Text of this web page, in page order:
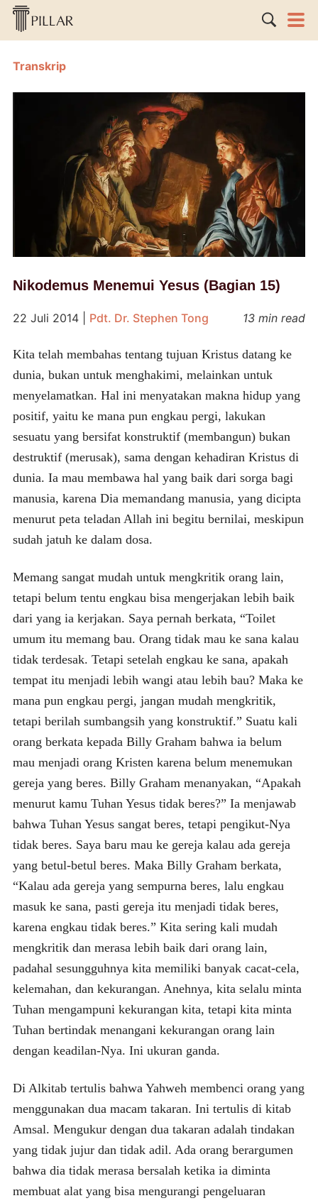
Transkrip
Nikodemus Menemui Yesus (Bagian 15)
22 Juli 2014| Pdt. Dr. Stephen Tong 13 min read
Kita telah membahas tentang tujuan Kristus datang ke
dunia, bukan untuk menghakimi, melainkan untuk
menyelamatkan. Hal ini menyatakan makna hidup yang
positif, yaitu ke mana pun engkau pergi, lakukan
sesuatu yang bersifat konstruktif (membangun) bukan
destruktif (merusak), sama dengan kehadiran Kristus di
dunia. Ia mau membawa hal yang baik dari sorga bagi
manusia, karena Dia memandang manusia, yang dicipta
menurut peta teladan Allah ini begitu bernilai, meskipun
sudah jatuh ke dalam dosa.
Memang sangat mudah untuk mengkritik orang lain,
tetapi belum tentu engkau bisa mengerjakan lebih baik
dari yang ia kerjakan. Saya pernah berkata, “Toilet
umum itu memang bau. Orang tidak mau ke sana kalau
tidak terdesak. Tetapi setelah engkau ke sana, apakah
tempat itu menjadi lebih wangi atau lebih bau? Maka ke
mana pun engkau pergi, jangan mudah mengkritik,
tetapi berilah sumbangsih yang konstruktif.” Suatu kali
orang berkata kepada Billy Graham bahwa ia belum
mau menjadi orang Kristen karena belum menemukan
gereja yang beres. Billy Graham menanyakan, “Apakah
menurut kamu Tuhan Yesus tidak beres?” Ia menjawab
bahwa Tuhan Yesus sangat beres, tetapi pengikut-Nya
tidak beres. Saya baru mau ke gereja kalau ada gereja
yang betul-betul beres. Maka Billy Graham berkata,
“Kalau ada gereja yang sempurna beres, lalu engkau
masuk ke sana, pasti gereja itu menjadi tidak beres,
karena engkau tidak beres.” Kita sering kali mudah
mengkritik dan merasa lebih baik dari orang lain,
padahal sesungguhnya kita memiliki banyak cacat-cela,
kelemahan, dan kekurangan. Anehnya, kita selalu minta
Tuhan mengampuni kekurangan kita, tetapi kita minta
Tuhan bertindak menangani kekurangan orang lain
dengan keadilan-Nya. Ini ukuran ganda.
Di Alkitab tertulis bahwa Yahweh membenci orang yang
menggunakan dua macam takaran. Ini tertulis di kitab
Amsal. Mengukur dengan dua takaran adalah tindakan
yang tidak jujur dan tidak adil. Ada orang berargumen
bahwa dia tidak merasa bersalah ketika ia diminta
membuat alat yang bisa mengurangi pengeluaran